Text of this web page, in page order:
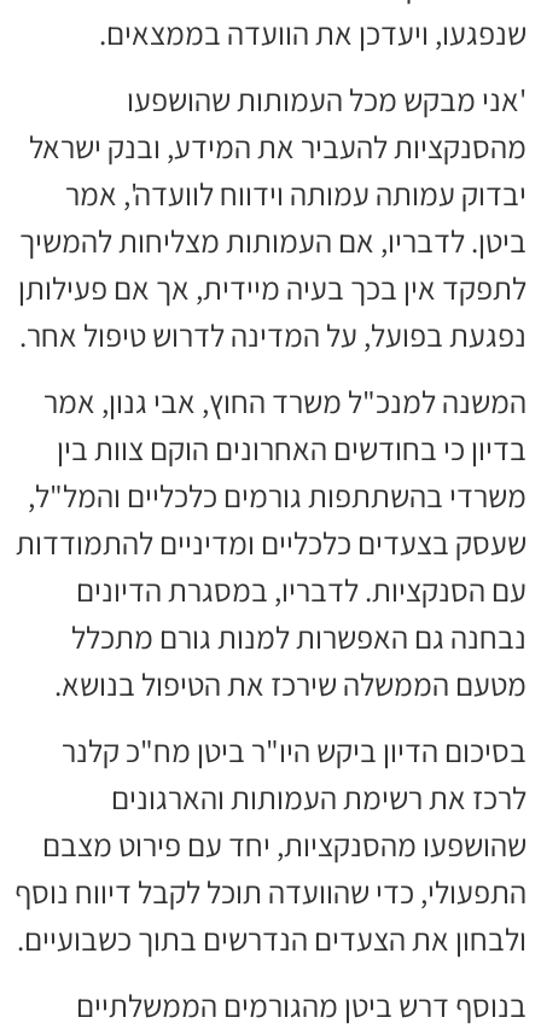
שנפגעו, ויעדכן את הוועדה בממצאים.
'אני מבקש מכל העמותות שהושפעו
מהסנקציות להעביר את המידע, ובנק ישראל
יבדוק עמותה עמותה וידווח לוועדה', אמר
ביטן. לדבריו, אם העמותות מצליחות להמשיך
לתפקד אין בכך בעיה מיידית, אך אם פעילותן
נפגעת בפועל, על המדינה לדרוש טיפול אחר.
המשנה למנכ"ל משרד החוץ, אבי גנון, אמר
בדיון כי בחודשים האחרונים הוקם צוות בין
משרדי בהשתתפות גורמים כלכליים והמל"ל,
שעסק בצעדים כלכליים ומדיניים להתמודדות
עם הסנקציות. לדבריו, במסגרת הדיונים
נבחנה גם האפשרות למנות גורם מתכלל
מטעם הממשלה שירכז את הטיפול בנושא.
בסיכום הדיון ביקש היו"ר ביטן מח"כ קלנר
לרכז את רשימת העמותות והארגונים
שהושפעו מהסנקציות, יחד עם פירוט מצבם
התפעולי, כדי שהוועדה תוכל לקבל דיווח נוסף
ולבחון את הצעדים הנדרשים בתוך כשבועיים.
בנוסף דרש ביטן מהגורמים הממשלתיים